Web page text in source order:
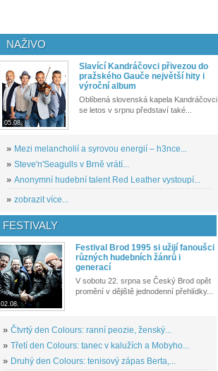
NAŽIVO
05.08.
Slavící Kandráčovci přivezou do
pražského Gauče největší hity i
výroční album
Oblíbená slovenská kapela Kandráčovci
se letos v srpnu představí také...
» Mezi melancholií a syrovou energií – h3nce...
» Steve'n'Seagulls v Brně vrátí...
» Anonymní hudební talent Red Leather vystoupí...
» zobrazit více...
FESTIVALY
02.08.
Festival Brod 1995 si užijí fanoušci
různých hudebních žánrů i
generací
V sobotu 22. srpna se Český Brod opět
promění v dějiště jednodenní přehlídky...
» Čtvrtý den Colours: ranní peozie, ženský...
» Třetí den Colours: tanec v kalužích a Mobyho...
» Druhý den Colours: tenisový zápas Berta,...